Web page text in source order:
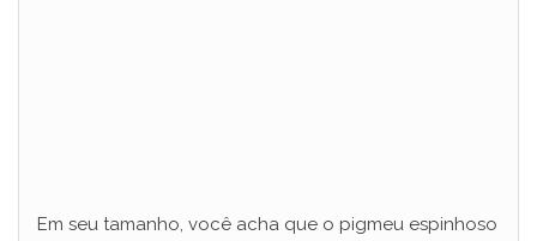
Em seu tamanho, você acha que o pigmeu espinhoso